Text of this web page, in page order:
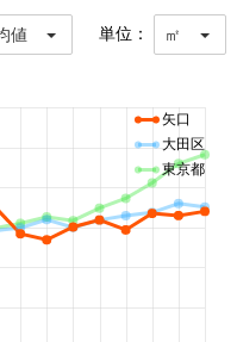
値 単位： ㎡
矢口
大田区
東京都